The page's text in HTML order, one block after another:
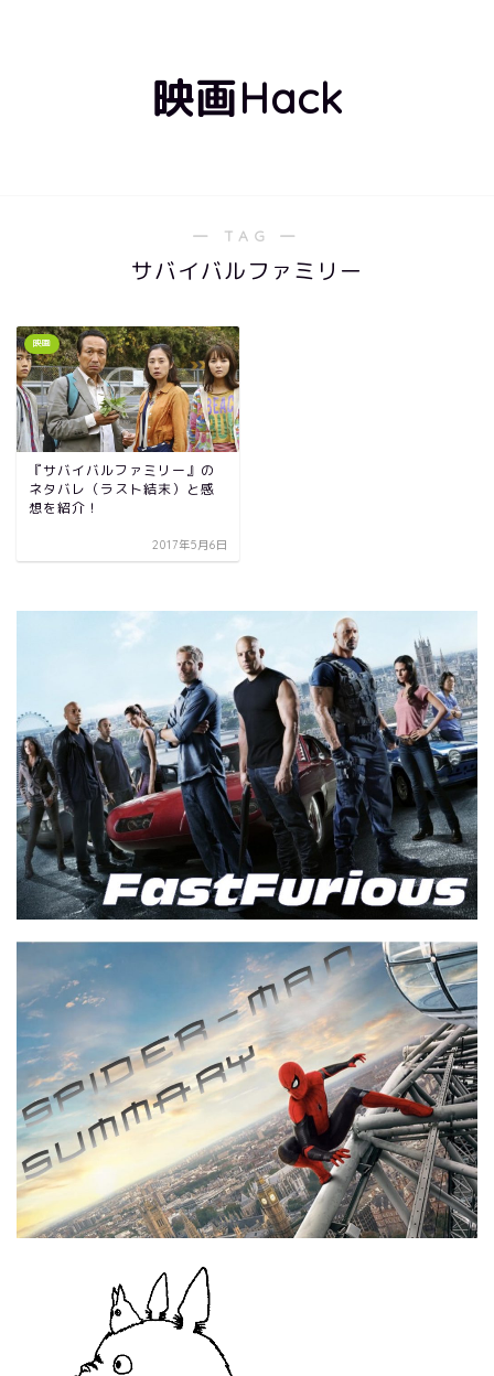
映画Hack
― TAG ―
サバイバルファミリー
映画
『サバイバルファミリー』の
ネタバレ（ラスト結末）と感
想を紹介！
2017年5月6日